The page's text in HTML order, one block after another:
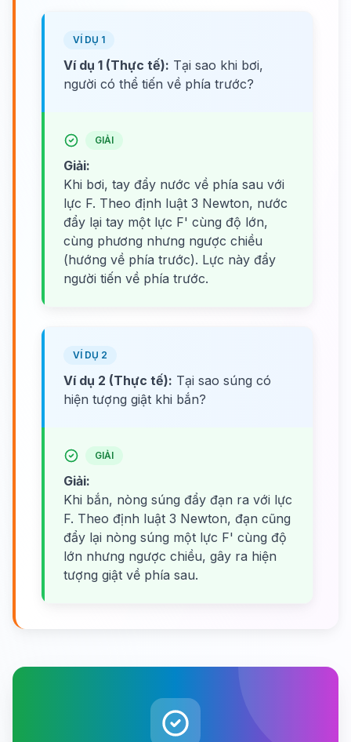
VÍ DỤ 1
Ví dụ 1 (Thực tế): Tại sao khi bơi,
người có thể tiến về phía trước?
GIẢI
Giải:
Khi bơi, tay đẩy nước về phía sau với
lực F. Theo định luật 3 Newton, nước
đẩy lại tay một lực F' cùng độ lớn,
cùng phương nhưng ngược chiều
(hướng về phía trước). Lực này đẩy
người tiến về phía trước.
VÍ DỤ 2
Ví dụ 2 (Thực tế): Tại sao súng có
hiện tượng giật khi bắn?
GIẢI
Giải:
Khi bắn, nòng súng đẩy đạn ra với lực
F. Theo định luật 3 Newton, đạn cũng
đẩy lại nòng súng một lực F' cùng độ
lớn nhưng ngược chiều, gây ra hiện
tượng giật về phía sau.